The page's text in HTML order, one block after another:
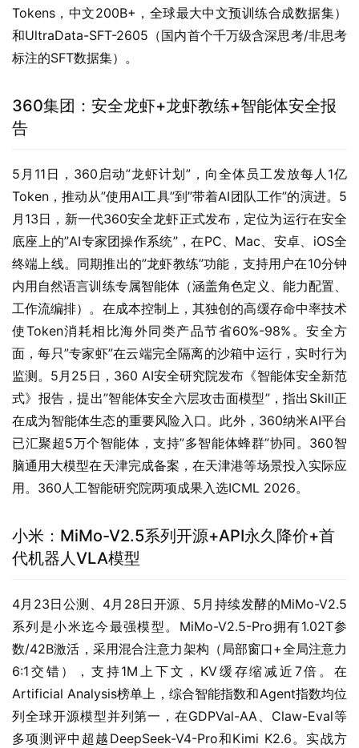
Tokens，中文200B+，全球最大中文预训练合成数据集）
和UltraData-SFT-2605（国内首个千万级含深思考/非思考
标注的SFT数据集）。
360集团：安全龙虾+龙虾教练+智能体安全报
告
5月11日，360启动”龙虾计划”，向全体员工发放每人1亿
Token，推动从”使用AI工具”到”带着AI团队工作”的演进。5
月13日，新一代360安全龙虾正式发布，定位为运行在安全
底座上的”AI专家团操作系统”，在PC、Mac、安卓、iOS全
终端上线。同期推出的”龙虾教练”功能，支持用户在10分钟
内用自然语言训练专属智能体（涵盖角色定义、能力配置、
工作流编排）。在成本控制上，其独创的高缓存命中率技术
使Token消耗相比海外同类产品节省60%-98%。安全方
面，每只”专家虾”在云端完全隔离的沙箱中运行，实时行为
监测。5月25日，360 AI安全研究院发布《智能体安全新范
式》报告，提出”智能体安全六层攻击面模型”，指出Skill正
在成为智能体生态的重要风险入口。此外，360纳米AI平台
已汇聚超5万个智能体，支持”多智能体蜂群”协同。360智
脑通用大模型在天津完成备案，在天津港等场景投入实际应
用。360人工智能研究院两项成果入选ICML 2026。
小米：MiMo-V2.5系列开源+API永久降价+首
代机器人VLA模型
4月23日公测、4月28日开源、5月持续发酵的MiMo-V2.5
系列是小米迄今最强模型。MiMo-V2.5-Pro拥有1.02T参
数/42B激活，采用混合注意力架构（局部窗口+全局注意力
6:1交错），支持1M上下文，KV缓存缩减近7倍。在
Artificial Analysis榜单上，综合智能指数和Agent指数均位
列全球开源模型并列第一，在GDPVal-AA、Claw-Eval等
多项测评中超越DeepSeek-V4-Pro和Kimi K2.6。实战方